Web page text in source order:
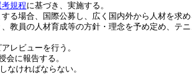
規程に基づき、実施する。
る場合、国際公募し、広く国内外から人材を求め
教員の人材育成等の方針・理念を予め定め、テ
レビューを行う。
会に報告する。
なければならない。